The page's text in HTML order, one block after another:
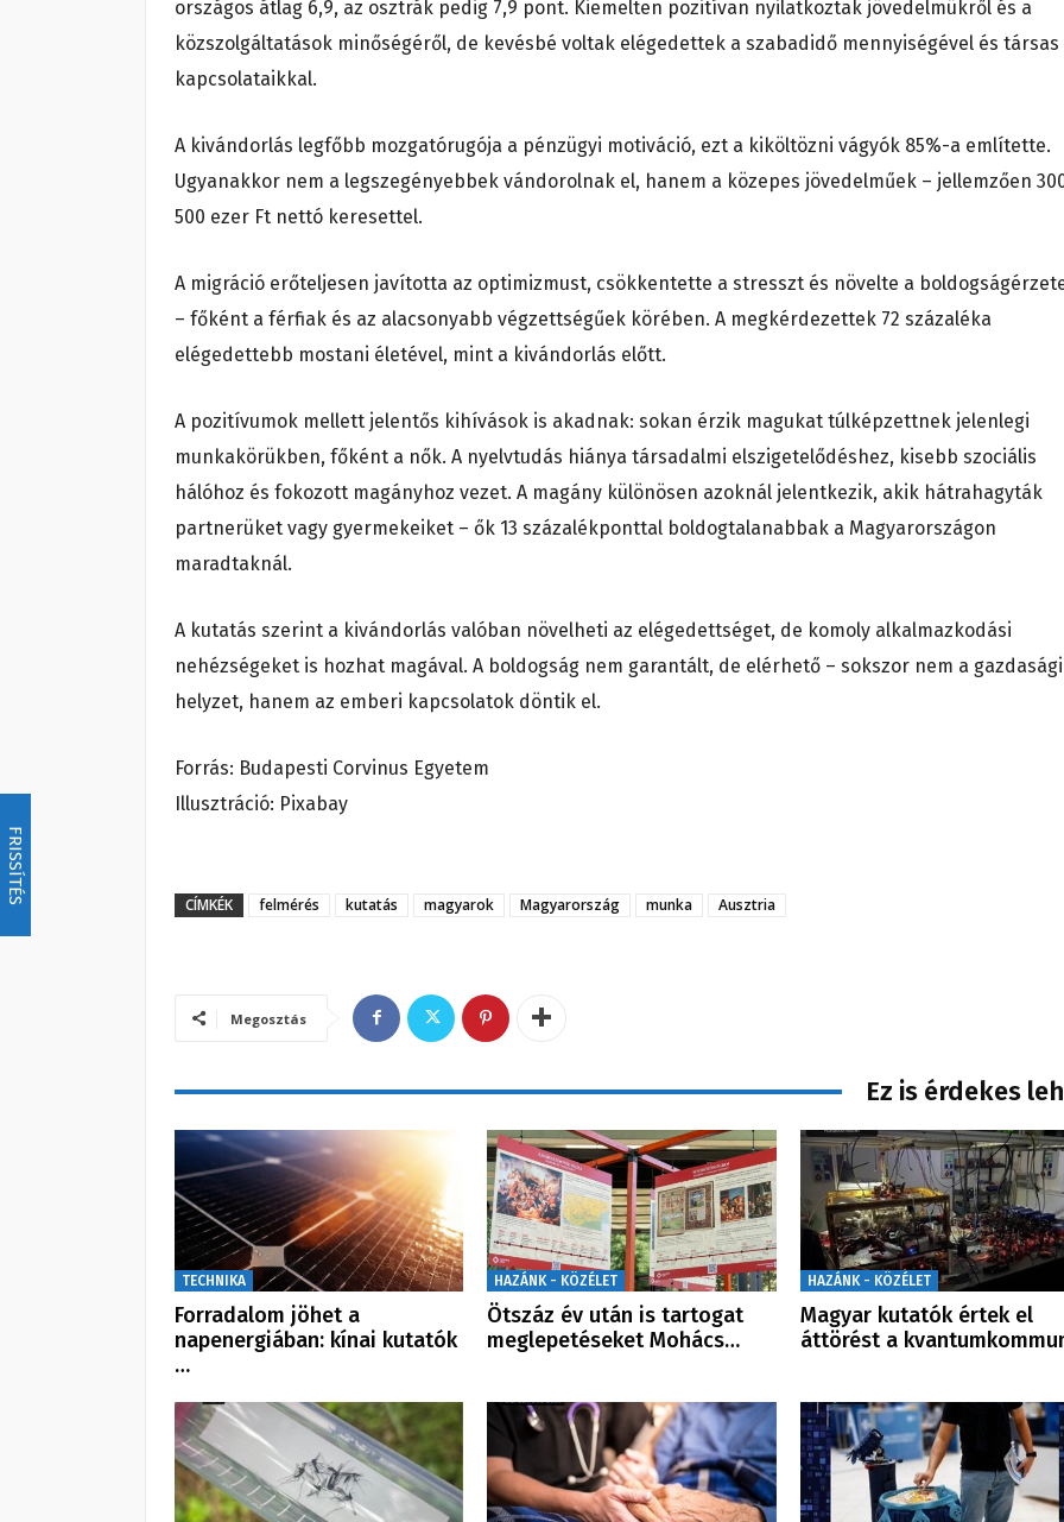
FRISSÍTÉS
országos átlag 6,9, az osztrák pedig 7,9 pont. Kiemelten pozitívan nyilatkoztak jövedelmükről és a
közszolgáltatások minőségéről, de kevésbé voltak elégedettek a szabadidő mennyiségével és társas
kapcsolataikkal.
A kivándorlás legfőbb mozgatórugója a pénzügyi motiváció, ezt a kiköltözni vágyók 85%-a említette.
Ugyanakkor nem a legszegényebbek vándorolnak el, hanem a közepes jövedelműek – jellemzően
500 ezer Ft nettó keresettel.
A migráció erőteljesen javította az optimizmust, csökkentette a stresszt és növelte a
– főként a férfiak és az alacsonyabb végzettségűek körében. A megkérdezettek 72 százaléka
elégedettebb mostani életével, mint a kivándorlás előtt.
A pozitívumok mellett jelentős kihívások is akadnak: sokan érzik magukat túlképzettnek jelenlegi
munkakörükben, főként a nők. A nyelvtudás hiánya társadalmi elszigetelődéshez, kisebb szociális
hálóhoz és fokozott magányhoz vezet. A magány különösen azoknál jelentkezik, akik hátrahagyták
partnerüket vagy gyermekeiket – ők 13 százalékponttal boldogtalanabbak a Magyarországon
maradtaknál.
A kutatás szerint a kivándorlás valóban növelheti az elégedettséget, de komoly alkalmazkodási
nehézségeket is hozhat magával. A boldogság nem garantált, de elérhető – sokszor nem a gazdasági
helyzet, hanem az emberi kapcsolatok döntik el.
Forrás: Budapesti Corvinus Egyetem
Illusztráció: Pixabay
CÍMKÉK felmérés kutatás magyarok Magyarország munka Ausztria
Megosztás
Ez is érdekes
TECHNIKA
Forradalom jöhet a
napenergiában: kínai kutatók
…
HAZÁNK - KÖZÉLET
Ötszáz év után is tartogat
meglepetéseket Mohács…
HAZÁNK - KÖZÉLET
Magyar kutatók értek el
áttörést a